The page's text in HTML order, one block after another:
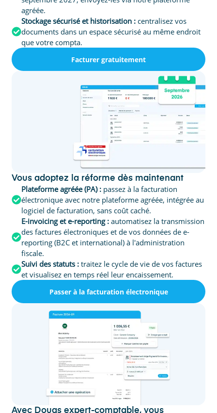
agréée.
Stockage sécurisé et historisation : centralisez vos
documents dans un espace sécurisé au même endroit
que votre compta.
Facturer gratuitement
Vous adoptez la réforme dès maintenant
Plateforme agréée (PA) : passez à la facturation
électronique avec notre plateforme agréée, intégrée au
logiciel de facturation, sans coût caché.
E-invoicing et e-reporting : automatisez la transmission
des factures électroniques et de vos données de e-
reporting (B2C et international) à l'administration
fiscale.
Suivi des statuts : traitez le cycle de vie de vos factures
et visualisez en temps réel leur encaissement.
Passer à la facturation électronique
Avec Dougs expert-comptable, vous